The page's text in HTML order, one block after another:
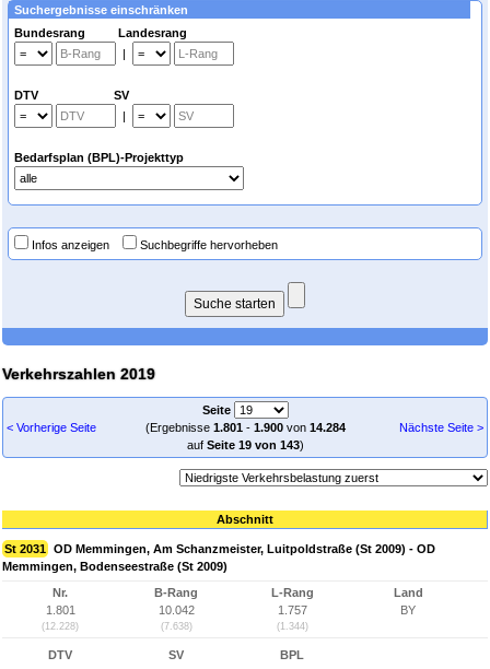
Suchergebnisse einschränken
Bundesrang Landesrang
|
DTV SV
|
Bedarfsplan (BPL)-Projekttyp
Infos anzeigen Suchbegriffe hervorheben
Verkehrszahlen 2019
< Vorherige Seite
Seite
(Ergebnisse 1.801- 1.900von 14.284
auf Seite 19 von 143)
Nächste Seite >
Abschnitt
St 2031 OD Memmingen, Am Schanzmeister, Luitpoldstraße (St 2009) - OD
Memmingen, Bodenseestraße (St 2009)
Nr.
1.801
(12.228)
B-Rang
10.042
(7.638)
L-Rang
1.757
(1.344)
Land
BY
DTV
SV
BPL